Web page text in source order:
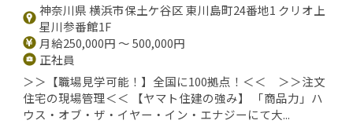
神奈川県 横浜市保土ケ谷区 東川島町24番地1 クリオ上
星川参番館1F
月給250,000円 ～ 500,000円
正社員
＞＞【職場見学可能！】全国に100拠点！＜＜ ＞＞注文
住宅の現場管理＜＜ 【ヤマト住建の強み】 「商品力」ハ
ウス・オブ・ザ・イヤー・イン・エナジーにて大...